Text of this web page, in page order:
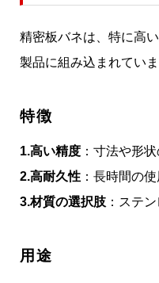
精密板バネは、特に高
製品に組み込まれていま
特徴
1.高い精度 ：寸法や形
2.高耐久性 ：長時間の
3.材質の選択肢 ：ステ
用途